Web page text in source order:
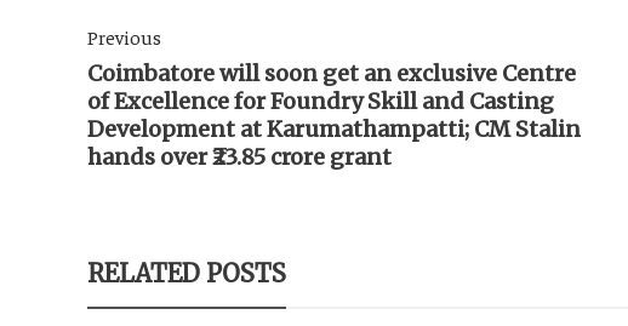
Previous
Coimbatore will soon get an exclusive Centre
of Excellence for Foundry Skill and Casting
Development at Karumathampatti; CM Stalin
hands over ₹23.85 crore grant
RELATED POSTS